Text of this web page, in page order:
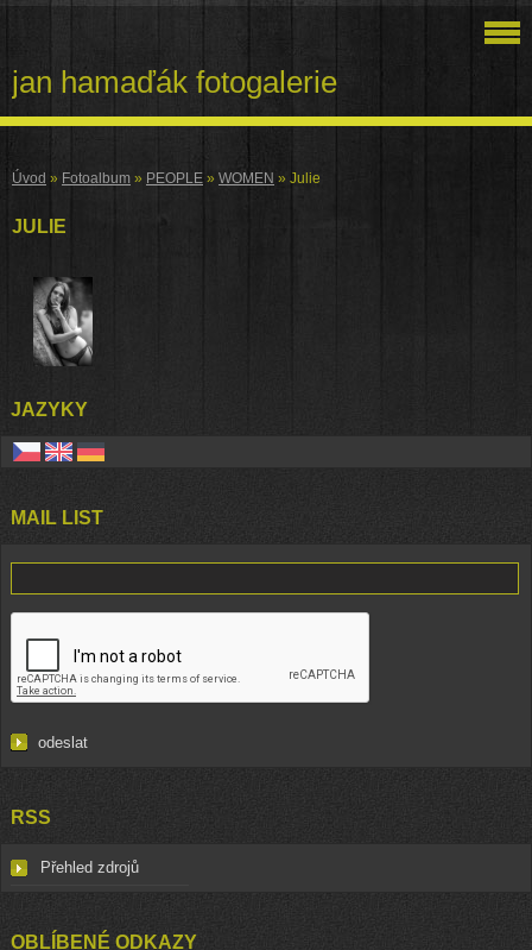
jan hamaďák fotogalerie
Úvod » Fotoalbum » PEOPLE » WOMEN » Julie
JULIE
JAZYKY
MAIL LIST
RSS
Přehled zdrojů
OBLÍBENÉ ODKAZY